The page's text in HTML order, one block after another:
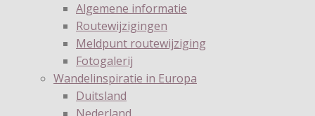
Algemene informatie
Routewijzigingen
Meldpunt routewijziging
Fotogalerij
Wandelinspiratie in Europa
Duitsland